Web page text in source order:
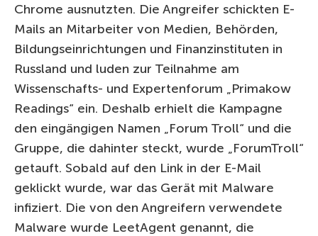
Chrome ausnutzten. Die Angreifer schickten E-
Mails an Mitarbeiter von Medien, Behörden,
Bildungseinrichtungen und Finanzinstituten in
Russland und luden zur Teilnahme am
Wissenschafts- und Expertenforum „Primakow
Readings“ ein. Deshalb erhielt die Kampagne
den eingängigen Namen „Forum Troll“ und die
Gruppe, die dahinter steckt, wurde „ForumTroll“
getauft. Sobald auf den Link in der E-Mail
geklickt wurde, war das Gerät mit Malware
infiziert. Die von den Angreifern verwendete
Malware wurde LeetAgent genannt, die